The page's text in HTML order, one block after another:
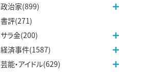
政治家(899)
書評(271)
サラ金(200)
経済事件(1587)
芸能・アイドル(629)